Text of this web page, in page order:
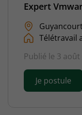
Expert
Télétravail
Publié le 3 août
Je postule